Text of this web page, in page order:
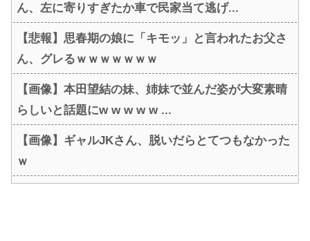
ん、左に寄りすぎたか車で民家当て逃げ...
【悲報】思春期の娘に「キモッ」と言われたお父さ
ん、グレるｗｗｗｗｗｗｗ
【画像】本田望結の妹、姉妹で並んだ姿が大変素晴
らしいと話題にw w w w w ...
【画像】ギャルJKさん、脱いだらとてつもなかった
ｗ